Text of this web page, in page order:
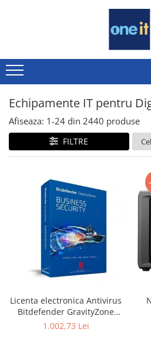
Laptop, Tablete & Telefoane
Laptop / Notebook
Notebook Consumer
Accesorii Laptop
Componente Laptop
Telefoane & accesorii
Smart Watch
Apple AirTag
Inele Smart
Ochelari Smart
Smartphone IPhone
Sisteme PC & Periferice
Echipamente IT pentru
Afiseaza: 1-24 din 2440 produse
FILTRE
Licenta electronica Antivirus
Bitdefender GravityZone
Business Security, 5 useri, 2
1.002,73 Lei